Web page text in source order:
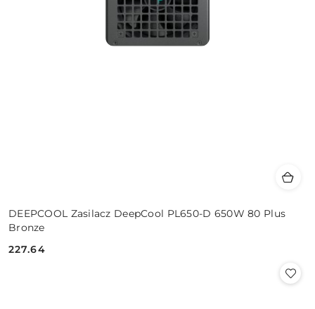
DEEPCOOL Zasilacz DeepCool PL650-D 650W 80 Plus
Bronze
Cena:
227.64